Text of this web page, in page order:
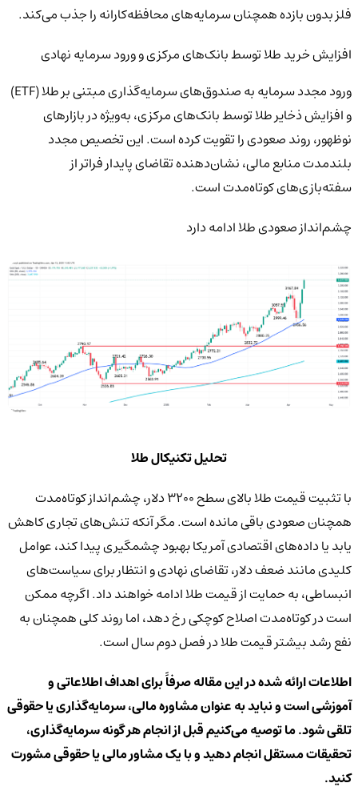
فلز بدون بازده همچنان سرمایه‌های محافظه‌کارانه را جذب می‌کند.
افزایش خرید طلا توسط بانک‌های مرکزی و ورود سرمایه نهادی
ورود مجدد سرمایه به صندوق‌های سرمایه‌گذاری مبتنی بر طلا (ETF)
و افزایش ذخایر طلا توسط بانک‌های مرکزی، به‌ویژه در بازارهای
نوظهور، روند صعودی را تقویت کرده است. این تخصیص مجدد
بلندمدت منابع مالی، نشان‌دهنده تقاضای پایدار فراتر از
سفته‌بازی‌های کوتاه‌مدت است.
چشم‌انداز صعودی طلا ادامه دارد
تحلیل تکنیکال طلا
با تثبیت قیمت طلا بالای سطح ۳۲۰۰ دلار، چشم‌انداز کوتاه‌مدت
همچنان صعودی باقی مانده است. مگر آنکه تنش‌های تجاری کاهش
یابد یا داده‌های اقتصادی آمریکا بهبود چشمگیری پیدا کند، عوامل
کلیدی مانند ضعف دلار، تقاضای نهادی و انتظار برای سیاست‌های
انبساطی، به حمایت از قیمت طلا ادامه خواهند داد. اگرچه ممکن
است در کوتاه‌مدت اصلاح کوچکی رخ دهد، اما روند کلی همچنان به
نفع رشد بیشتر قیمت طلا در فصل دوم سال است.
اطلاعات ارائه شده در این مقاله صرفاً برای اهداف اطلاعاتی و
آموزشی است و نباید به عنوان مشاوره مالی، سرمایه‌گذاری یا حقوقی
تلقی شود. ما توصیه می‌کنیم قبل از انجام هر گونه سرمایه‌گذاری،
تحقیقات مستقل انجام دهید و با یک مشاور مالی یا حقوقی مشورت
کنید.